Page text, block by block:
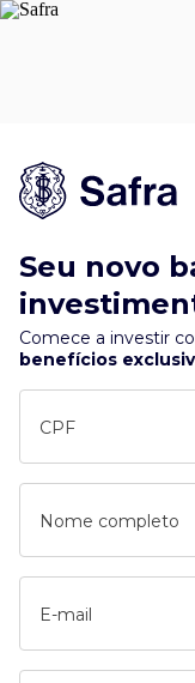
Seu novo
Comece a investir
benefícios
CPF
Nome completo
E-mail